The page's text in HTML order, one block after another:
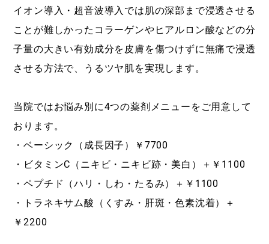
イオン導入・超音波導入では肌の深部まで浸透させる
ことが難しかったコラーゲンやヒアルロン酸などの分
子量の大きい有効成分を皮膚を傷つけずに無痛で浸透
させる方法で、うるツヤ肌を実現します。
当院ではお悩み別に4つの薬剤メニューをご用意して
おります。
・ベーシック（成長因子）￥7700
・ビタミンC（ニキビ・ニキビ跡・美白）＋￥1100
・ペプチド（ハリ・しわ・たるみ）＋￥1100
・トラネキサム酸（くすみ・肝斑・色素沈着）＋
￥2200